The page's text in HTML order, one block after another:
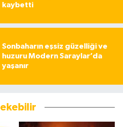
kaybetti
Sonbaharın eşsiz güzelliği ve
huzuru Modern Saraylar’da
yaşanır